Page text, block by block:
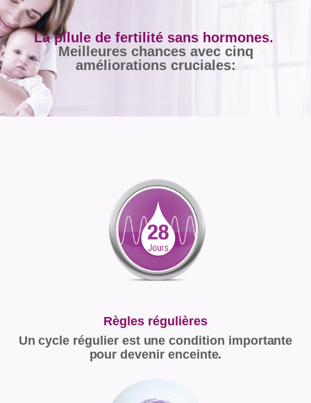
La pilule de fertilité sans hormones.
Meilleures chances avec cinq
améliorations cruciales:
Règles régulières
Un cycle régulier est une condition importante
pour devenir enceinte.